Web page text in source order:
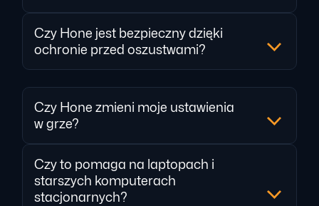
Czy Hone jest bezpieczny dzięki
ochronie przed oszustwami?
Czy Hone zmieni moje ustawienia
w grze?
Czy to pomaga na laptopach i
starszych komputerach
stacjonarnych?